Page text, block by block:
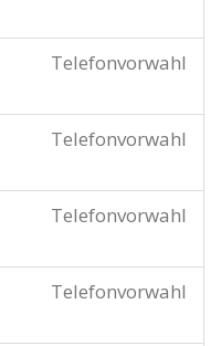
Telefonvorwahl
Telefonvorwahl
Telefonvorwahl
Telefonvorwahl